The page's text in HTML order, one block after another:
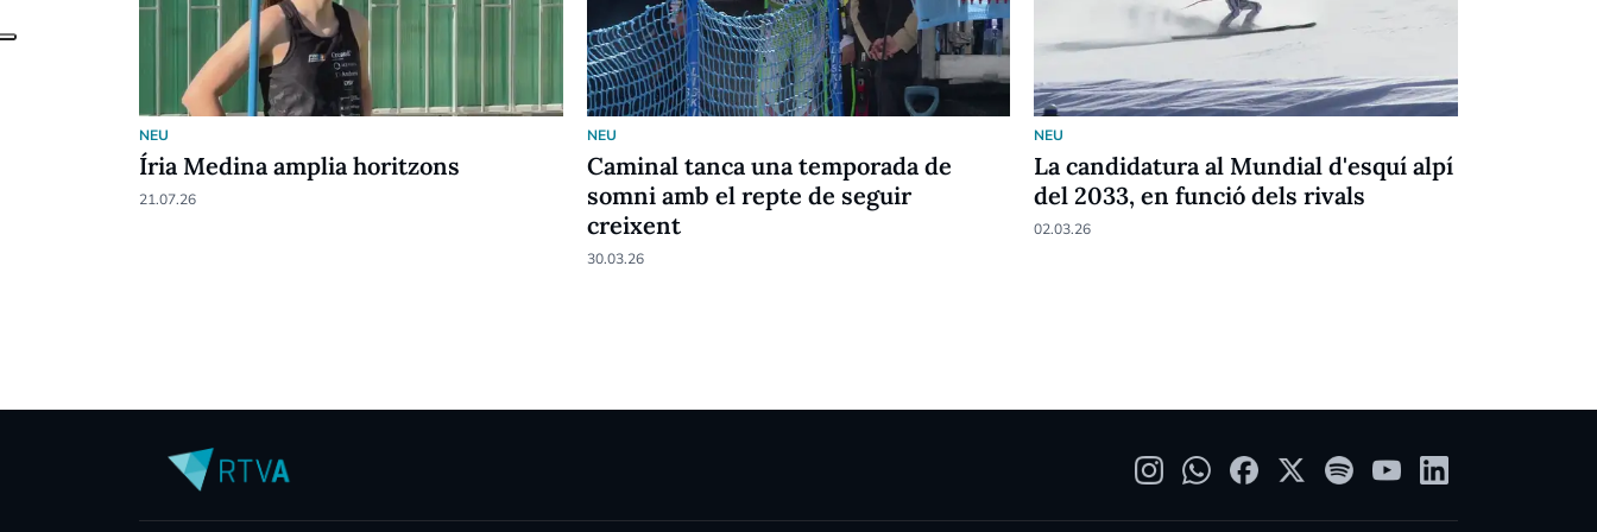
NEU
Íria Medina amplia horitzons
21.07.26
NEU
Caminal tanca una temporada de
somni amb el repte de seguir
creixent
30.03.26
NEU
La candidatura al Mundial d'esquí alpí
del 2033, en funció dels rivals
02.03.26